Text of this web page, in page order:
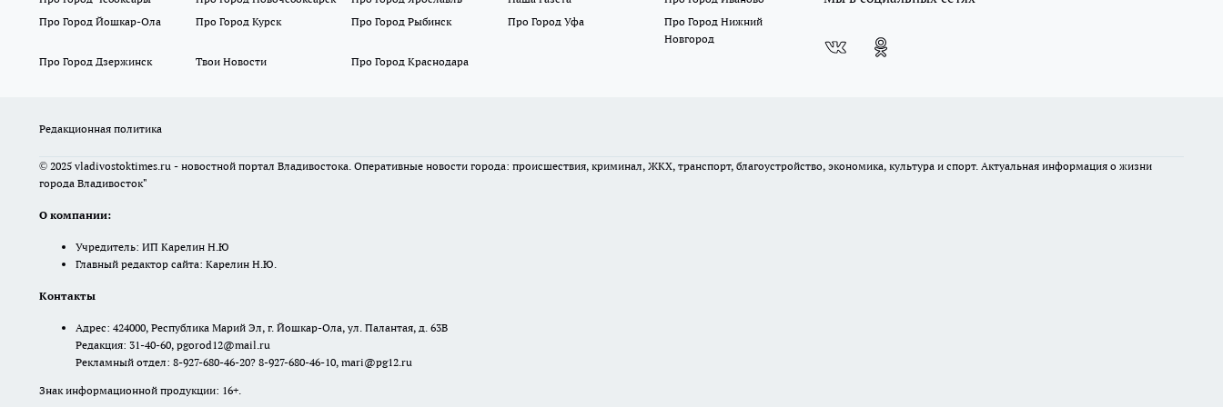
Про Город Йошкар-Ола
Про Город Курск Про Город Рыбинск Про Город Уфа
Про Город Нижний
Новгород
Про Город Дзержинск
Твои Новости Про Город Краснодара
Редакционная политика
© 2025 vladivostoktimes.ru - новостной портал Владивостока. Оперативные новости города: происшествия, криминал, ЖКХ, транспорт, благоустройство, экономика, культура и спорт. Актуальная информация о жизни
города Владивосток"
О компании:
Учредитель: ИП Карелин Н.Ю
Главный редактор сайта: Карелин Н.Ю.
Контакты
Адрес: 424000, Республика Марий Эл, г. Йошкар-Ола, ул. Палантая, д. 63В
Редакция: 31-40-60, pgorod12@mail.ru
Рекламный отдел: 8-927-680-46-20? 8-927-680-46-10, mari@pg12.ru
Знак информационной продукции: 16+.